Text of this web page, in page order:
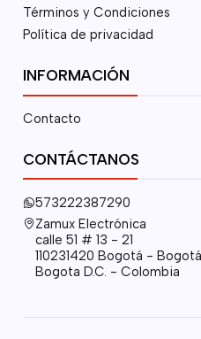
Términos y Condiciones
Política de privacidad
INFORMACIÓN
Contacto
CONTÁCTANOS
573222387290
Zamux Electrónica
calle 51 # 13 - 21
110231420 Bogotá - Bogotá
Bogota D.C. - Colombia